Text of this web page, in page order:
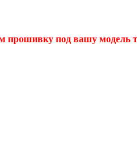
прошивку под вашу модель